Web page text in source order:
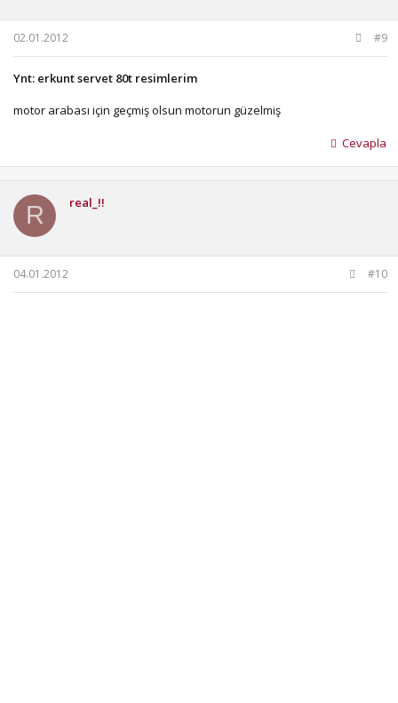
02.01.2012 #9
Ynt: erkunt servet 80t resimlerim
motor arabası için geçmiş olsun motorun güzelmiş
Cevapla
R real_!!
04.01.2012 #10